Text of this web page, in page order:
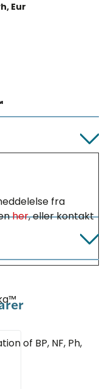
Eur
fra
her, eller kontakt
of BP, NF, Ph,